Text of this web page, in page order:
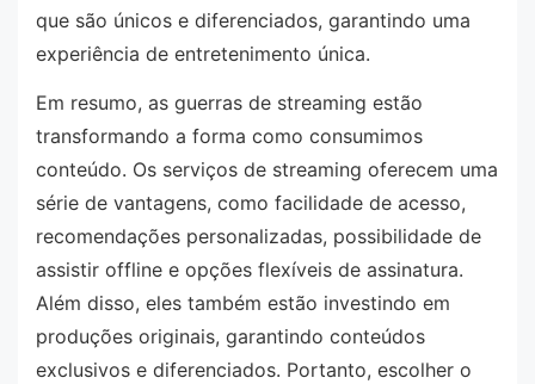
que são únicos e diferenciados, garantindo uma
experiência de entretenimento única.
Em resumo, as guerras de streaming estão
transformando a forma como consumimos
conteúdo. Os serviços de streaming oferecem uma
série de vantagens, como facilidade de acesso,
recomendações personalizadas, possibilidade de
assistir offline e opções flexíveis de assinatura.
Além disso, eles também estão investindo em
produções originais, garantindo conteúdos
exclusivos e diferenciados. Portanto, escolher o